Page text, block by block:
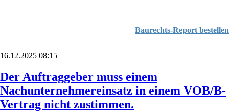
Baurechts-Report bestellen
16.12.2025 08:15
Der Auftraggeber muss einem
Nachunternehmereinsatz in einem VOB/B-
Vertrag nicht zustimmen.